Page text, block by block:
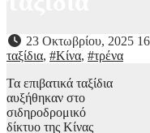
23 Οκτωβρίου, 2025
ταξίδια, #Κίνα, #τρένα
Τα επιβατικά ταξίδια
αυξήθηκαν στο
σιδηροδρομικό
δίκτυο της Κίνας